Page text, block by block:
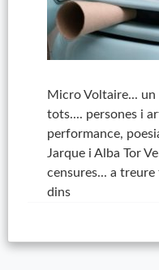
Micro Voltaire...
tots.... persones i
performance,
Jarque i Alba Tor
censures... a
dins